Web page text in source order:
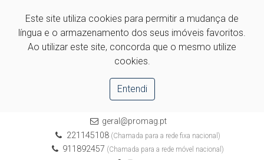
Este site utiliza cookies para permitir a mudança de
língua e o armazenamento dos seus imóveis favoritos.
Ao utilizar este site, concorda que o mesmo utilize
cookies.
Entendi
geral@promag.pt
221145108(Chamada para a rede fixa nacional)
911892457 (Chamada para a rede móvel nacional)